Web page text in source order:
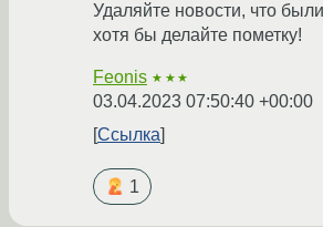
Удаляйте новости, что
хотя бы делайте пометку!
Feonis ★★★
03.04.2023 07:50:40 +00:00
Ссылка
1